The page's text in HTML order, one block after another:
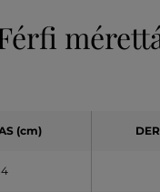
(cm)